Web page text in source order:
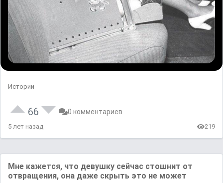
Истории
66 0 комментариев
5 лет назад 219
Мне кажется, что девушку сейчас стошнит от
отвращения, она даже скрыть это не может